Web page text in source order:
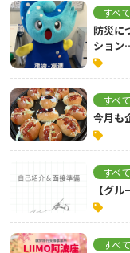
すべ
防災に
ション
すべ
今月も
すべ
【グ
すべ